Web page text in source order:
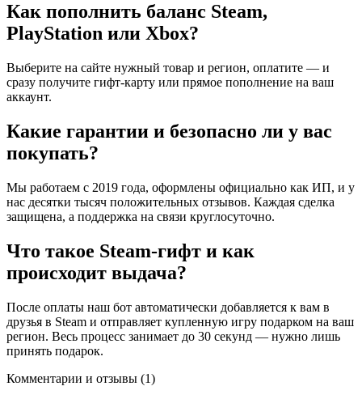
Как пополнить баланс Steam,
PlayStation или Xbox?
Выберите на сайте нужный товар и регион, оплатите — и
сразу получите гифт-карту или прямое пополнение на ваш
аккаунт.
Какие гарантии и безопасно ли у вас
покупать?
Мы работаем с 2019 года, оформлены официально как ИП, и у
нас десятки тысяч положительных отзывов. Каждая сделка
защищена, а поддержка на связи круглосуточно.
Что такое Steam-гифт и как
происходит выдача?
После оплаты наш бот автоматически добавляется к вам в
друзья в Steam и отправляет купленную игру подарком на ваш
регион. Весь процесс занимает до 30 секунд — нужно лишь
принять подарок.
Комментарии и отзывы (1)